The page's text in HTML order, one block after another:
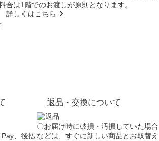
合は1階でのお渡しが原則となります。
詳しくはこちら
、後払
返品・交換について
〇お届け時に破損・汚損していた場合
などは、すぐに新しい商品とお取替え